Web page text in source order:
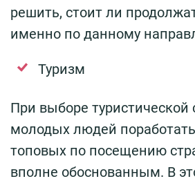
решить, стоит ли
именно по данному
Туризм
При выборе
молодых людей
топовых по посещению
вполне обоснованным. В